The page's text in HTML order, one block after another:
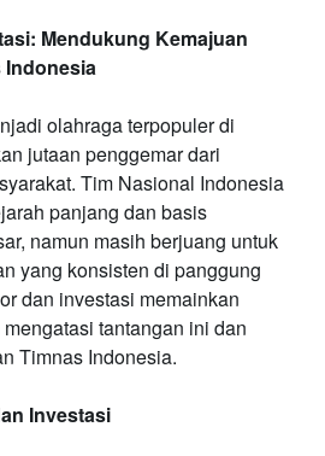
Mendukung Kemajuan
Indonesia
olahraga terpopuler di
jutaan penggemar dari
Tim Nasional Indonesia
panjang dan basis
namun masih berjuang untuk
yang konsisten di panggung
dan investasi memainkan
tantangan ini dan
Timnas Indonesia.
Investasi